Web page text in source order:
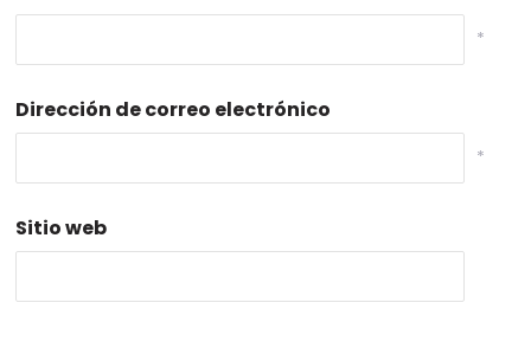
*
Dirección de correo electrónico
*
Sitio web